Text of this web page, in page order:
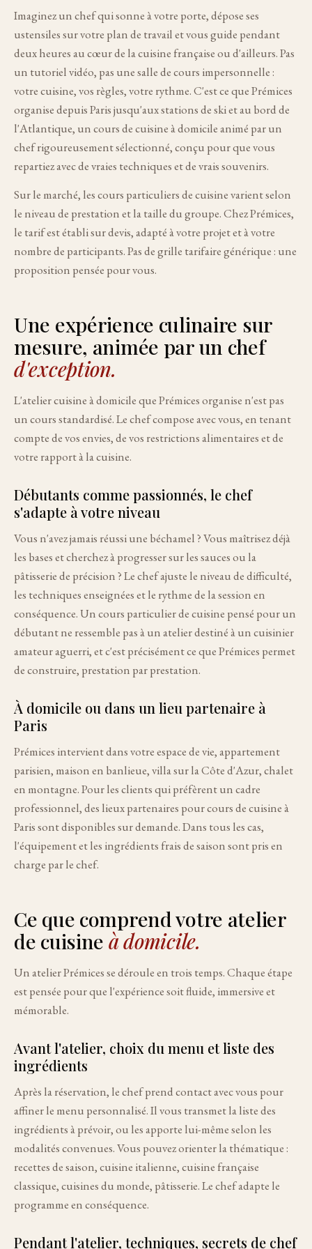
Imaginez un chef qui sonne à votre porte, dépose ses
ustensiles sur votre plan de travail et vous guide pendant
deux heures au cœur de la cuisine française ou d'ailleurs. Pas
un tutoriel vidéo, pas une salle de cours impersonnelle :
votre cuisine, vos règles, votre rythme. C'est ce que Prémices
organise depuis Paris jusqu'aux stations de ski et au bord de
l'Atlantique, un cours de cuisine à domicile animé par un
chef rigoureusement sélectionné, conçu pour que vous
repartiez avec de vraies techniques et de vrais souvenirs.
Sur le marché, les cours particuliers de cuisine varient selon
le niveau de prestation et la taille du groupe. Chez Prémices,
le tarif est établi sur devis, adapté à votre projet et à votre
nombre de participants. Pas de grille tarifaire générique : une
proposition pensée pour vous.
Une expérience culinaire sur
mesure, animée par un chef
d'exception.
L'atelier cuisine à domicile que Prémices organise n'est pas
un cours standardisé. Le chef compose avec vous, en tenant
compte de vos envies, de vos restrictions alimentaires et de
votre rapport à la cuisine.
Débutants comme passionnés, le chef
s'adapte à votre niveau
Vous n'avez jamais réussi une béchamel ? Vous maîtrisez déjà
les bases et cherchez à progresser sur les sauces ou la
pâtisserie de précision ? Le chef ajuste le niveau de difficulté,
les techniques enseignées et le rythme de la session en
conséquence. Un cours particulier de cuisine pensé pour un
débutant ne ressemble pas à un atelier destiné à un cuisinier
amateur aguerri, et c'est précisément ce que Prémices permet
de construire, prestation par prestation.
À domicile ou dans un lieu partenaire à
Paris
Prémices intervient dans votre espace de vie, appartement
parisien, maison en banlieue, villa sur la Côte d'Azur, chalet
en montagne. Pour les clients qui préfèrent un cadre
professionnel, des lieux partenaires pour cours de cuisine à
Paris sont disponibles sur demande. Dans tous les cas,
l'équipement et les ingrédients frais de saison sont pris en
charge par le chef.
Ce que comprend votre atelier
de cuisine à domicile.
Un atelier Prémices se déroule en trois temps. Chaque étape
est pensée pour que l'expérience soit fluide, immersive et
mémorable.
Avant l'atelier, choix du menu et liste des
ingrédients
Après la réservation, le chef prend contact avec vous pour
affiner le menu personnalisé. Il vous transmet la liste des
ingrédients à prévoir, ou les apporte lui-même selon les
modalités convenues. Vous pouvez orienter la thématique :
recettes de saison, cuisine italienne, cuisine française
classique, cuisines du monde, pâtisserie. Le chef adapte le
programme en conséquence.
Pendant l'atelier, techniques, secrets de chef